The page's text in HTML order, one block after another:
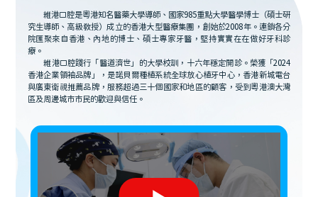
維港口腔是粵港知名醫藥大學導師、國家985重點大學醫學博士（碩士研
究生導師、高級教授）成立的香港大型醫療集團，創始於2008年。連鎖各分
院匯聚來自香港、內地的博士、碩士專家牙醫，堅持實實在在做好牙科診
療。
維港口腔踐行「醫道濟世」的大學校訓，十六年穩定開診。榮獲「2024
香港企業領袖品牌」，是諾貝爾種植系統全球放心植牙中心，香港新城電台
與廣東衛視推薦品牌，服務超過三十個國家和地區的顧客，受到粵港澳大灣
區及周邊城市市民的歡迎與信任。